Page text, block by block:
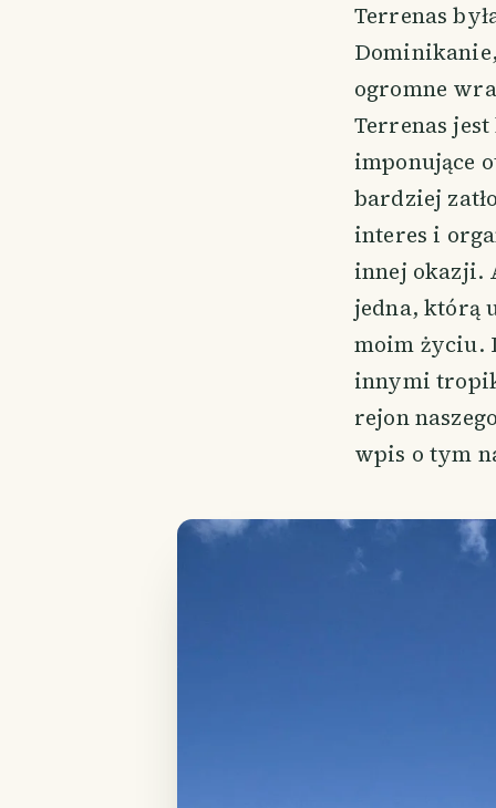
Terrenas
ogromne
Terrenas
imponujące
bardziej
interes i
innej okazji.
jedna, którą
moim życiu.
innymi
rejon
wpis o tym